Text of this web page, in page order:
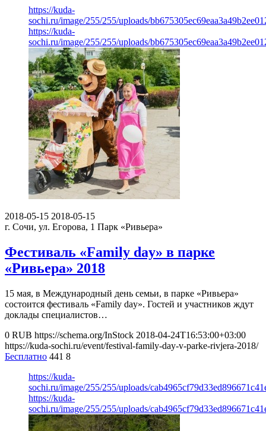
https://kuda-
sochi.ru/image/255/255/uploads/
https://kuda-
sochi.ru/image/255/255/uploads/
2018-05-15 2018-05-15
г. Сочи, ул. Егорова, 1 Парк «Ривьера»
Фестиваль «Family day» в парке
«Ривьера» 2018
15 мая, в Международный день семьи, в парке «Ривьера»
состоится фестиваль «Family day». Гостей и участников ждут
доклады специалистов…
0 RUB https://schema.org/InStock 2018-04-24T16:53:00+03:00
https://kuda-sochi.ru/event/festival-family-day-v-parke-rivjera-2018/
Бесплатно 441 8
https://kuda-
sochi.ru/image/255/255/uploads/
https://kuda-
sochi.ru/image/255/255/uploads/